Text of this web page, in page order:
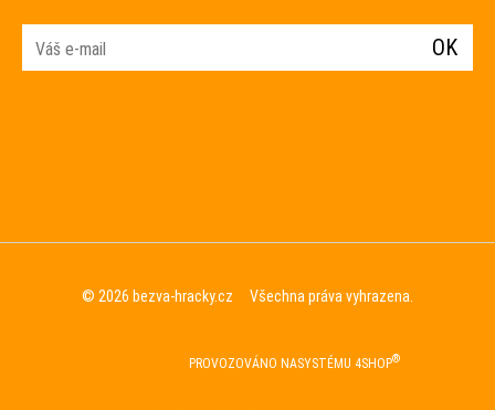
OK
© 2026 bezva-hracky.cz Všechna práva vyhrazena.
PROVOZOVÁNO NASYSTÉMU 4SHOP®